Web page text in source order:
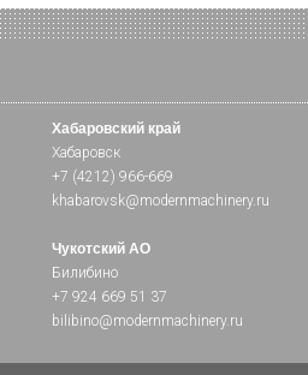
Хабаровский край
Хабаровск
+7 (4212) 966-669
khabarovsk@modernmachinery.ru
Чукотский АО
Билибино
+7 924 669 51 37
bilibino@modernmachinery.ru